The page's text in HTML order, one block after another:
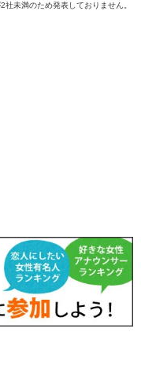
未満のため発表しておりません。